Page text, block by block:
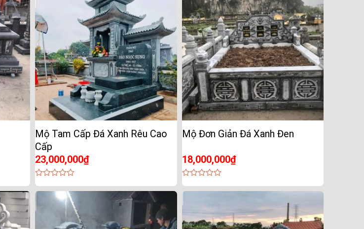
Mộ Tam Cấp Đá Xanh Rêu Cao
Cấp
23,000,000₫
0
out
Mộ Đơn Giản Đá Xanh Đen
18,000,000₫
0
out
5